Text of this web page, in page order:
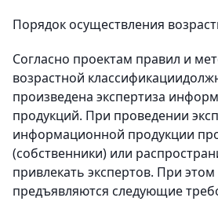
Порядок осуществления
Согласно проектам правил и
возрастной
произведена экспертиза
продукций. При проведении
информационной продукции
(собственники) или
привлекать экспертов. При этом
предъявляются следующие